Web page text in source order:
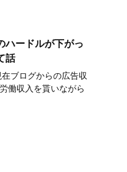
ハードルが下がっ
話
ブログからの広告収
働収入を貰いながら